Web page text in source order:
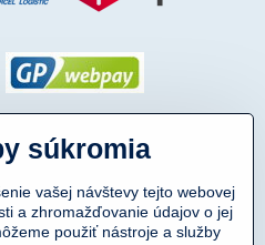
súkromia
vašej návštevy tejto webovej
a zhromažďovanie údajov o jej
použiť nástroje a služby